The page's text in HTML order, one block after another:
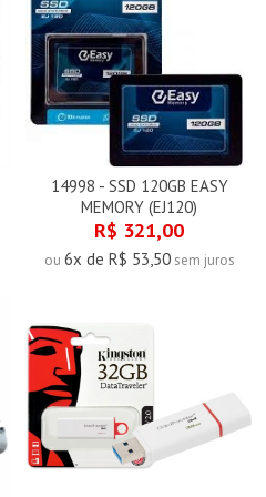
14998 - SSD 120GB EASY
MEMORY (EJ120)
R$ 321,00
ou 6x de R$ 53,50sem juros